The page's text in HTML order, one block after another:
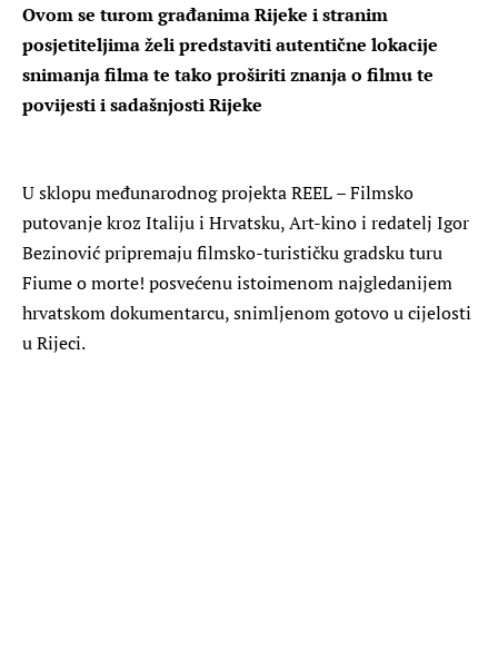
Ovom se turom građanima Rijeke i stranim
posjetiteljima želi predstaviti autentične lokacije
snimanja filma te tako proširiti znanja o filmu te
povijesti i sadašnjosti Rijeke
U sklopu međunarodnog projekta REEL – Filmsko
putovanje kroz Italiju i Hrvatsku, Art-kino i redatelj Igor
Bezinović pripremaju filmsko-turističku gradsku turu
Fiume o morte! posvećenu istoimenom najgledanijem
hrvatskom dokumentarcu, snimljenom gotovo u cijelosti
u Rijeci.